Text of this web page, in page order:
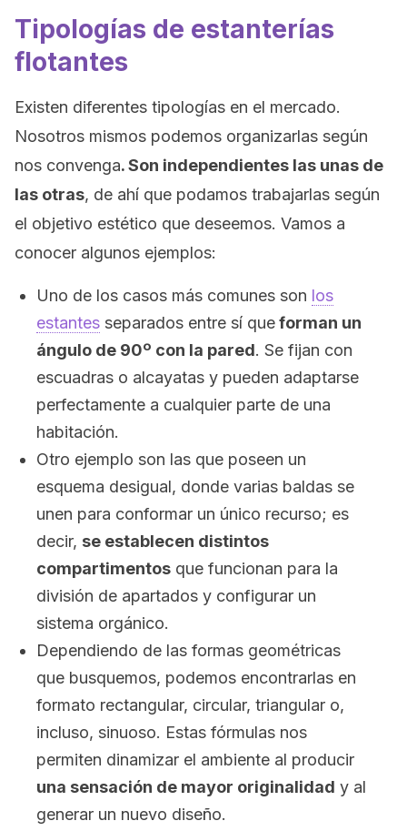
Tipologías de estanterías
flotantes
Existen diferentes tipologías en el mercado.
Nosotros mismos podemos organizarlas según
nos convenga. Son independientes las unas de
las otras, de ahí que podamos trabajarlas según
el objetivo estético que deseemos. Vamos a
conocer algunos ejemplos:
Uno de los casos más comunes son los
estantes separados entre sí queforman un
ángulo de 90º con la pared. Se fijan con
escuadras o alcayatas y pueden adaptarse
perfectamente a cualquier parte de una
habitación.
Otro ejemplo son las que poseen un
esquema desigual, donde varias baldas se
unen para conformar un único recurso; es
decir, se establecen distintos
compartimentos que funcionan para la
división de apartados y configurar un
sistema orgánico.
Dependiendo de las formas geométricas
que busquemos, podemos encontrarlas en
formato rectangular, circular, triangular o,
incluso, sinuoso. Estas fórmulas nos
permiten dinamizar el ambiente al producir
una sensación de mayor originalidad y al
generar un nuevo diseño.